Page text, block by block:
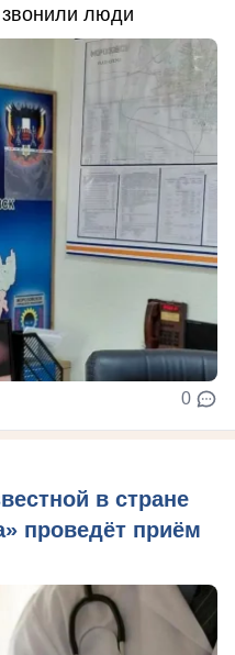
люди
0
в стране
проведёт приём